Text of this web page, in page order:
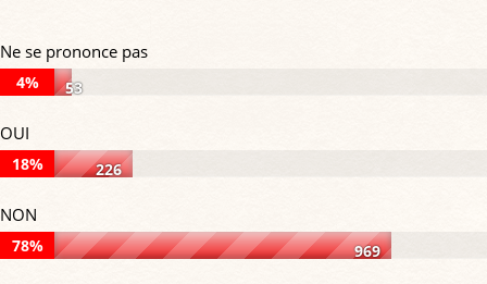
Ne se prononce pas
4% 53
se
prononce
4%
OUI
18% 226
18%
of
NON
78% 969